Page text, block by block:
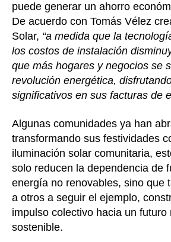
puede generar un ahorro
De acuerdo con Tomás Vélez
Solar, “a medida que la
los costos de instalación
que más hogares y negocios se
revolución energética,
significativos en sus facturas de
Algunas comunidades ya han
transformando sus festividades
iluminación solar comunitaria,
solo reducen la dependencia de
energía no renovables, sino que
a otros a seguir el ejemplo,
impulso colectivo hacia un futuro
sostenible.